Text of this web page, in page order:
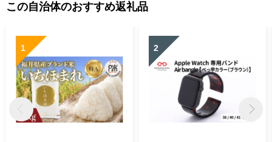
この自治体のおすすめ返礼品
1 2